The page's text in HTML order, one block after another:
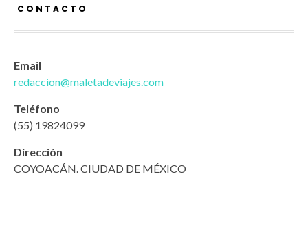
CONTACTO
Email
redaccion@maletadeviajes.com
Teléfono
(55) 19824099
Dirección
COYOACÁN. CIUDAD DE MÉXICO